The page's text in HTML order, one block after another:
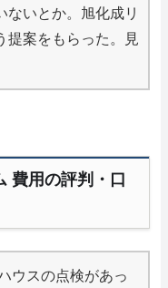
ないとか。旭化成リ
提案をもらった。見
費用の評判・口
ウスの点検があっ